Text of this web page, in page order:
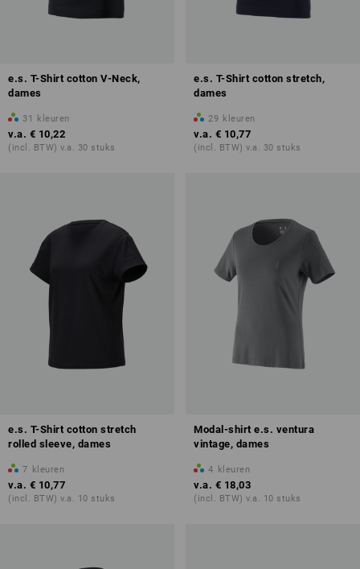
e.s. T-Shirt cotton V-Neck,
dames
31 kleuren
v.a. € 10,22
(incl. BTW) v.a. 30 stuks
e.s. T-Shirt cotton stretch,
dames
29 kleuren
v.a. € 10,77
(incl. BTW) v.a. 30 stuks
e.s. T-Shirt cotton stretch
rolled sleeve, dames
7 kleuren
v.a. € 10,77
(incl. BTW) v.a. 10 stuks
Modal-shirt e.s. ventura
vintage, dames
4 kleuren
v.a. € 18,03
(incl. BTW) v.a. 10 stuks